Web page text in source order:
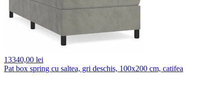
13340,00 lei
Pat box spring cu saltea, gri deschis, 100x200 cm, catifea